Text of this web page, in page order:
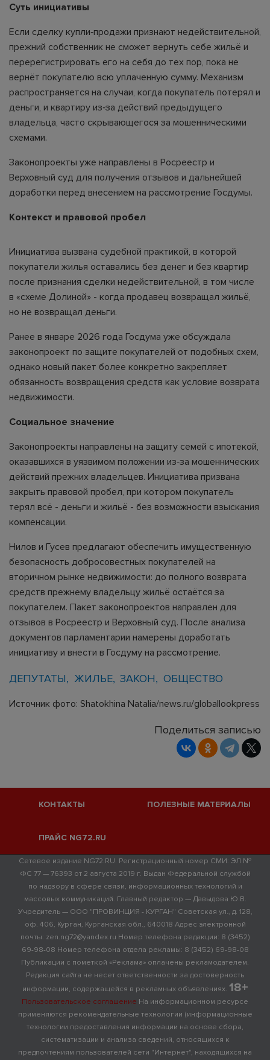
Суть инициативы
Если сделку купли‑продажи признают недействительной,
прежний собственник не сможет вернуть себе жильё и
перерегистрировать его на себя до тех пор, пока не
вернёт покупателю всю уплаченную сумму. Механизм
распространяется на случаи, когда покупатель потерял и
деньги, и квартиру из‑за действий предыдущего
владельца, часто скрывающегося за мошенническими
схемами.
Законопроекты уже направлены в Росреестр и
Верховный суд для получения отзывов и дальнейшей
доработки перед внесением на рассмотрение Госдумы.
Контекст и правовой пробел
Инициатива вызвана судебной практикой, в которой
покупатели жилья оставались без денег и без квартир
после признания сделки недействительной, в том числе
в «схеме Долиной» - когда продавец возвращал жильё,
но не возвращал деньги.
Ранее в январе 2026 года Госдума уже обсуждала
законопроект по защите покупателей от подобных схем,
однако новый пакет более конкретно закрепляет
обязанность возвращения средств как условие возврата
недвижимости.
Социальное значение
Законопроекты направлены на защиту семей с ипотекой,
оказавшихся в уязвимом положении из‑за мошеннических
действий прежних владельцев. Инициатива призвана
закрыть правовой пробел, при котором покупатель
терял всё - деньги и жильё - без возможности взыскания
компенсации.
Нилов и Гусев предлагают обеспечить имущественную
безопасность добросовестных покупателей на
вторичном рынке недвижимости: до полного возврата
средств прежнему владельцу жильё остаётся за
покупателем. Пакет законопроектов направлен для
отзывов в Росреестр и Верховный суд. После анализа
документов парламентарии намерены доработать
инициативу и внести в Госдуму на рассмотрение.
ДЕПУТАТЫ ЖИЛЬЕ ЗАКОН ОБЩЕСТВО
Источник фото: Shatokhina Natalia/news.ru/globallookpress
Поделиться записью
КОНТАКТЫ ПОЛЕЗНЫЕ МАТЕРИАЛЫ
ПРАЙС NG72.RU
Сетевое издание NG72.RU. Регистрационный номер СМИ: ЭЛ №
ФС 77 — 76393 от 2 августа 2019 г. Выдан Федеральной службой
по надзору в сфере связи, информационных технологий и
массовых коммуникаций. Главный редактор — Давыдова Ю.В.
Учредитель — ООО "ПРОВИНЦИЯ - КУРГАН" Советская ул., д. 128,
оф. 406, Курган, Курганская обл., 640018 Адрес электронной
почты: zen.ng72@yandex.ru Номер телефона редакции: 8 (3452)
69-98-08 Номер телефона отдела рекламы: 8 (3452) 69-98-08
Публикации с пометкой «Реклама» оплачены рекламодателем.
Редакция сайта не несет ответственности за достоверность
информации, содержащейся в рекламных объявлениях. 18+
Пользовательское соглашение На информационном ресурсе
применяются рекомендательные технологии (информационные
технологии предоставления информации на основе сбора,
систематизации и анализа сведений, относящихся к
предпочтениям пользователей сети "Интернет", находящихся на